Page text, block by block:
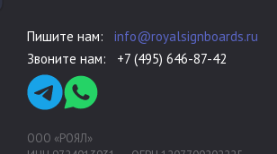
Пишите нам: info@royalsignboards.ru
Звоните нам: +7 (495) 646-87-42
ООО «РОЯЛ»